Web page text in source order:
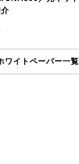
ワイトペーパー一覧